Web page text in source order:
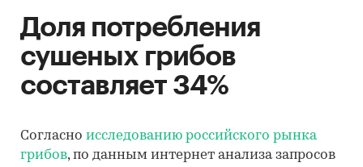
Доля потребления
сушеных грибов
составляет 34%
Согласно исследованию российского рынка
грибов, по данным интернет анализа запросов